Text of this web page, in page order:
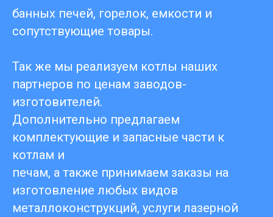
банных печей, горелок, емкости и
сопутствующие товары.
Так же мы реализуем котлы наших
партнеров по ценам заводов-
изготовителей.
Дополнительно предлагаем
комплектующие и запасные части к
котлам и
печам, а также принимаем заказы на
изготовление любых видов
металлоконструкций, услуги лазерной